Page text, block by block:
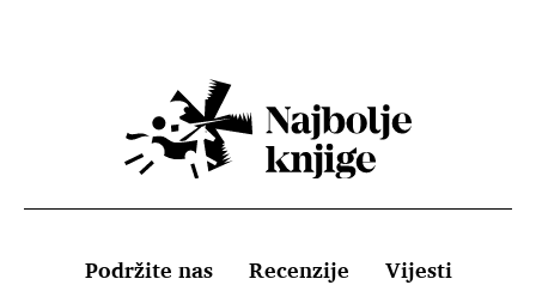
Podržite nas Recenzije Vijesti